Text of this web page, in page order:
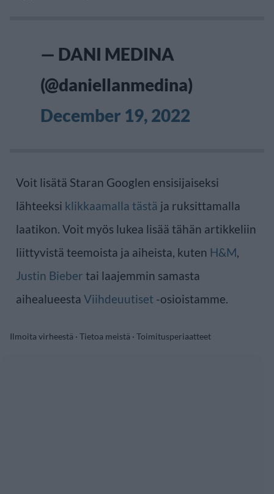
— DANI MEDINA
(@daniellanmedina)
December 19, 2022
Voit lisätä Staran Googlen ensisijaiseksi
lähteeksi klikkaamalla tästä ja ruksittamalla
laatikon. Voit myös lukea lisää tähän artikkeliin
liittyvistä teemoista ja aiheista, kuten H&M,
Justin Bieber tai laajemmin samasta
aihealueesta Viihdeuutiset -osioistamme.
Ilmoita virheestä · Tietoa meistä · Toimitusperiaatteet